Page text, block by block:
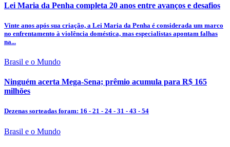
Lei Maria da Penha completa 20 anos entre avanços e desafios
Vinte anos após sua criação, a Lei Maria da Penha é considerada um marco
no enfrentamento à violência doméstica, mas especialistas apontam falhas
na...
Brasil e o Mundo
Ninguém acerta Mega-Sena; prêmio acumula para R$ 165
milhões
Dezenas sorteadas foram: 16 - 21 - 24 - 31 - 43 - 54
Brasil e o Mundo